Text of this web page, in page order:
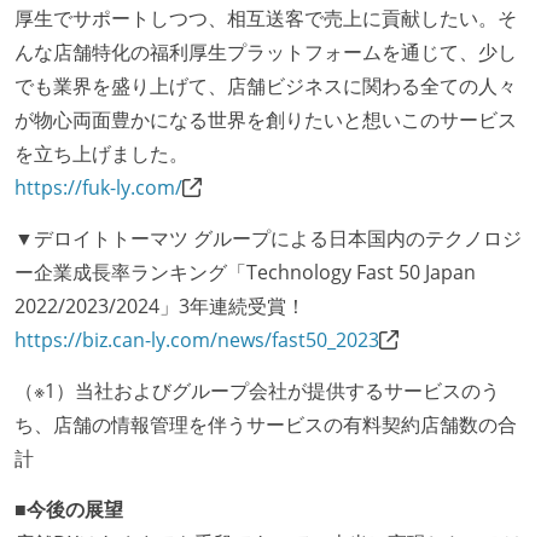
厚生でサポートしつつ、相互送客で売上に貢献したい。そ
んな店舗特化の福利厚生プラットフォームを通じて、少し
でも業界を盛り上げて、店舗ビジネスに関わる全ての人々
が物心両面豊かになる世界を創りたいと想いこのサービス
を立ち上げました。
https://fuk-ly.com/
▼デロイトトーマツ グループによる日本国内のテクノロジ
ー企業成長率ランキング「Technology Fast 50 Japan
2022/2023/2024」3年連続受賞！
https://biz.can-ly.com/news/fast50_2023
（※1）当社およびグループ会社が提供するサービスのう
ち、店舗の情報管理を伴うサービスの有料契約店舗数の合
計
■今後の展望